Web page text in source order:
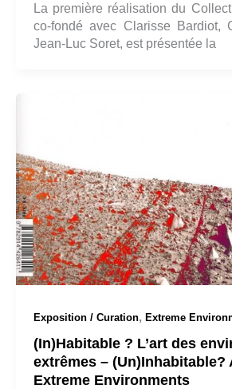
La première réalisation du
co-fondé avec Clarisse Bardiot,
Jean-Luc Soret, est présentée la
Exposition / Curation, Extreme
(In)Habitable ? L’art des
extrêmes – (Un)Inhabitable?
Extreme Environments